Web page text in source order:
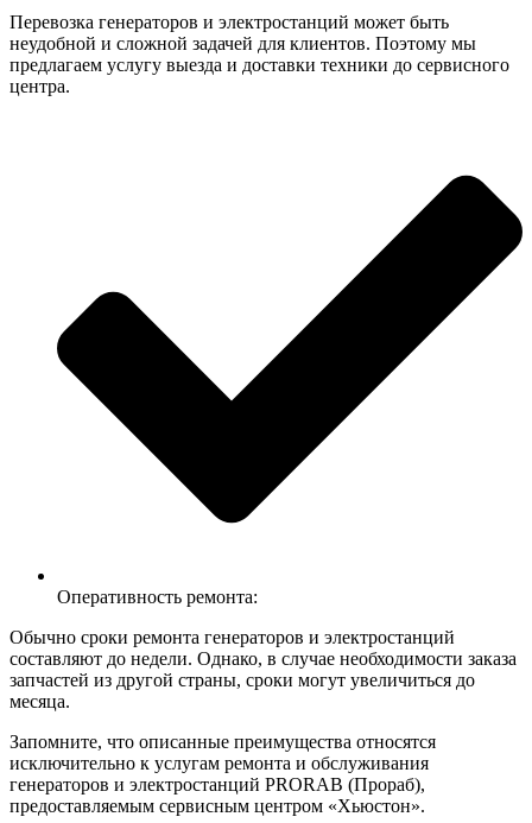
Перевозка генераторов и электростанций может быть
неудобной и сложной задачей для клиентов. Поэтому мы
предлагаем услугу выезда и доставки техники до сервисного
центра.
Оперативность ремонта:
Обычно сроки ремонта генераторов и электростанций
составляют до недели. Однако, в случае необходимости заказа
запчастей из другой страны, сроки могут увеличиться до
месяца.
Запомните, что описанные преимущества относятся
исключительно к услугам ремонта и обслуживания
генераторов и электростанций PRORAB (Прораб),
предоставляемым сервисным центром «Хьюстон».